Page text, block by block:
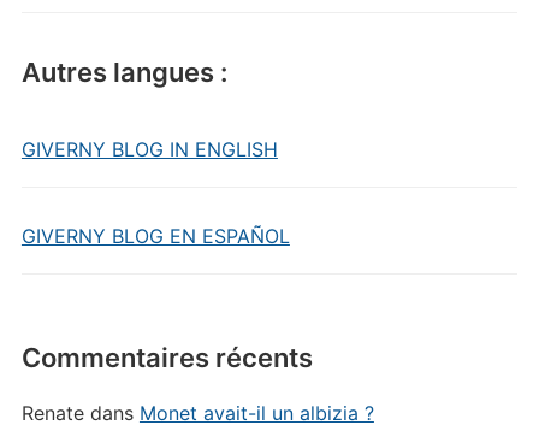
Autres langues :
GIVERNY BLOG IN ENGLISH
GIVERNY BLOG EN ESPAÑOL
Commentaires récents
Renatedans Monet avait-il un albizia ?